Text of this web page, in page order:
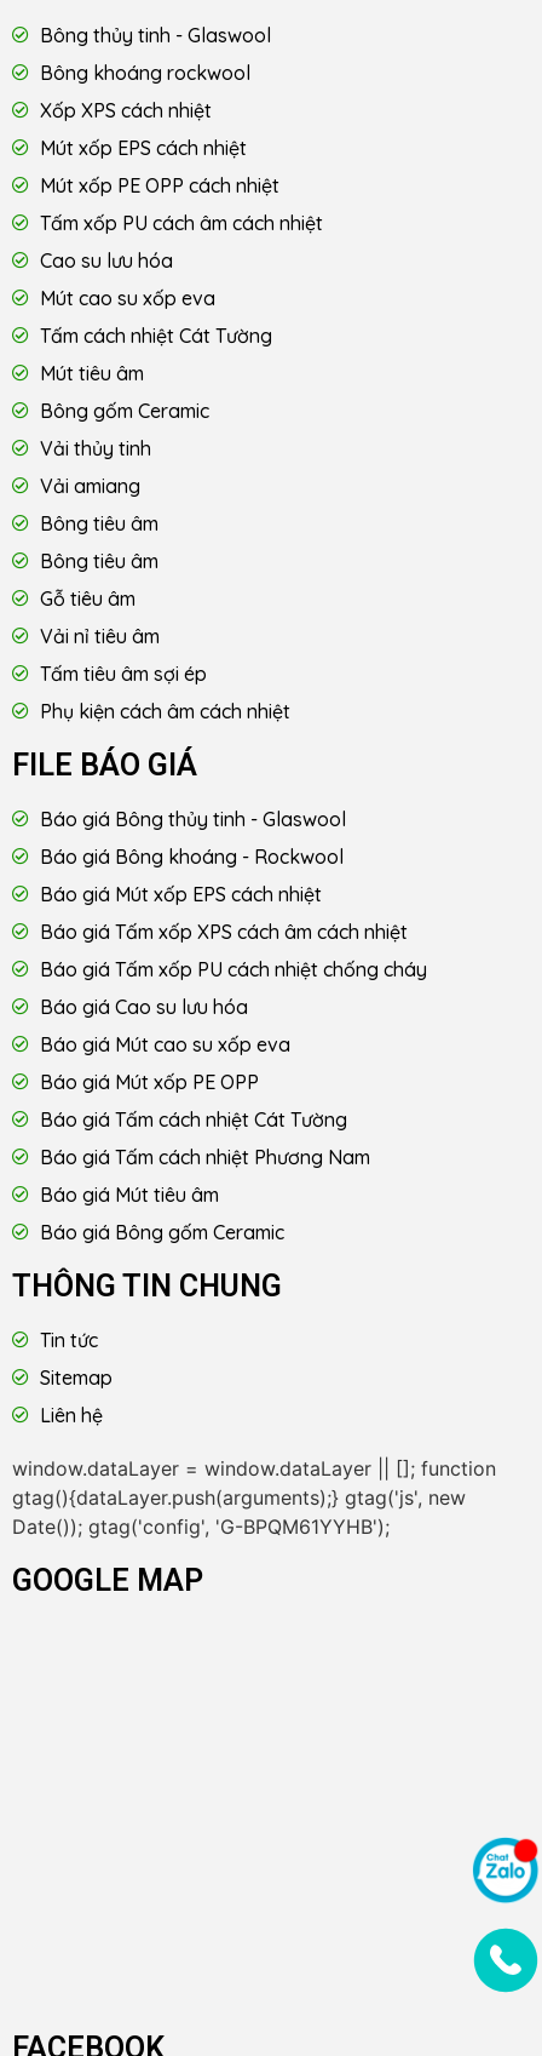
Bông thủy tinh - Glaswool
Bông khoáng rockwool
Xốp XPS cách nhiệt
Mút xốp EPS cách nhiệt
Mút xốp PE OPP cách nhiệt
Tấm xốp PU cách âm cách nhiệt
Cao su lưu hóa
Mút cao su xốp eva
Tấm cách nhiệt Cát Tường
Mút tiêu âm
Bông gốm Ceramic
Vải thủy tinh
Vải amiang
Bông tiêu âm
Bông tiêu âm
Gỗ tiêu âm
Vải nỉ tiêu âm
Tấm tiêu âm sợi ép
Phụ kiện cách âm cách nhiệt
FILE BÁO GIÁ
Báo giá Bông thủy tinh - Glaswool
Báo giá Bông khoáng - Rockwool
Báo giá Mút xốp EPS cách nhiệt
Báo giá Tấm xốp XPS cách âm cách nhiệt
Báo giá Tấm xốp PU cách nhiệt chống cháy
Báo giá Cao su lưu hóa
Báo giá Mút cao su xốp eva
Báo giá Mút xốp PE OPP
Báo giá Tấm cách nhiệt Cát Tường
Báo giá Tấm cách nhiệt Phương Nam
Báo giá Mút tiêu âm
Báo giá Bông gốm Ceramic
THÔNG TIN CHUNG
Tin tức
Sitemap
Liên hệ
window.dataLayer = window.dataLayer || []; function
gtag(){dataLayer.push(arguments);} gtag('js', new
Date()); gtag('config', 'G-BPQM61YYHB');
GOOGLE MAP
FACEBOOK